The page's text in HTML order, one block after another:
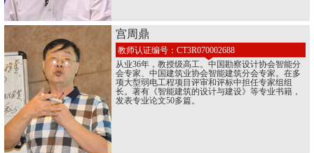
宫周鼎
教师认证编号：CT3R070002688
从业36年，教授级高工。中国勘察设计协会智能分
会专家、中国建筑业协会智能建筑分会专家。在多
项大型弱电工程项目评审和评标中担任专家组组
长。著有《智能建筑的设计与建设》等专业书籍，
发表专业论文50多篇。